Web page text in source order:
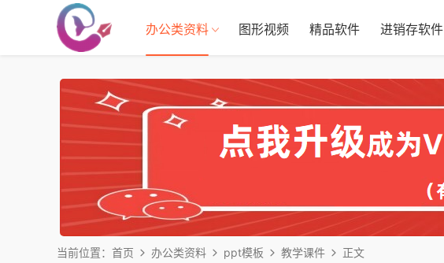
办公类资料 图形视频 精品软件 进销存软件
当前位置： 首页 办公类资料 ppt模板 教学课件 正文